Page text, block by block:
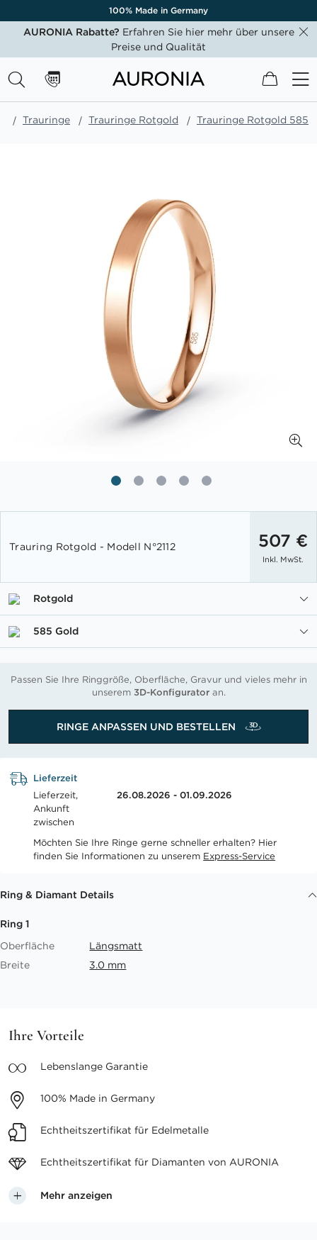
100% Made in Germany
AURONIA Rabatte? Erfahren Sie hier mehr über unsere
Preise und Qualität
Mein
Trauringe Trauringe Rotgold Trauringe Rotgold 585
derTrauring Rotgold - Modell N°2112 507 €
Inkl. MwSt.
Rotgold
585 Gold
Passen Sie Ihre Ringgröße, Oberfläche, Gravur und vieles mehr in
unserem 3D-Konfiguratoran.
RINGE ANPASSEN UND BESTELLEN
Lieferzeit
Lieferzeit,
Ankunft
zwischen
26.08.2026 - 01.09.2026
Möchten Sie Ihre Ringe gerne schneller erhalten? Hier
finden Sie Informationen zu unserem Express-Service
Ring & Diamant Details
Ring 1
Oberfläche
Längsmatt
Breite
3.0 mm
Ihre Vorteile
Lebenslange Garantie
100% Made in Germany
Echtheitszertifikat für Edelmetalle
Echtheitszertifikat für Diamanten von AURONIA
Mehr anzeigen